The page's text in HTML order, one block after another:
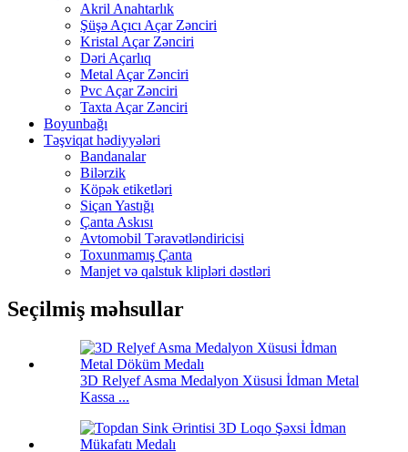
Akril Anahtarlık
Şüşə Açıcı Açar Zənciri
Kristal Açar Zənciri
Dəri Açarlıq
Metal Açar Zənciri
Pvc Açar Zənciri
Taxta Açar Zənciri
Boyunbağı
Təşviqat hədiyyələri
Bandanalar
Bilərzik
Köpək etiketləri
Siçan Yastığı
Çanta Askısı
Avtomobil Təravətləndiricisi
Toxunmamış Çanta
Manjet və qalstuk klipləri dəstləri
Seçilmiş məhsullar
3D Relyef Asma Medalyon Xüsusi İdman Metal
Kassa ...